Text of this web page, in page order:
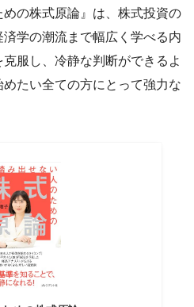
めの株式原論』は、株式投資の
学の潮流まで幅広く学べる内
服し、冷静な判断ができるよ
たい全ての方にとって強力な